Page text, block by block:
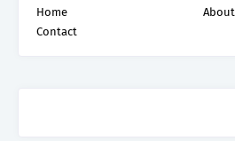
Home
About
Contact